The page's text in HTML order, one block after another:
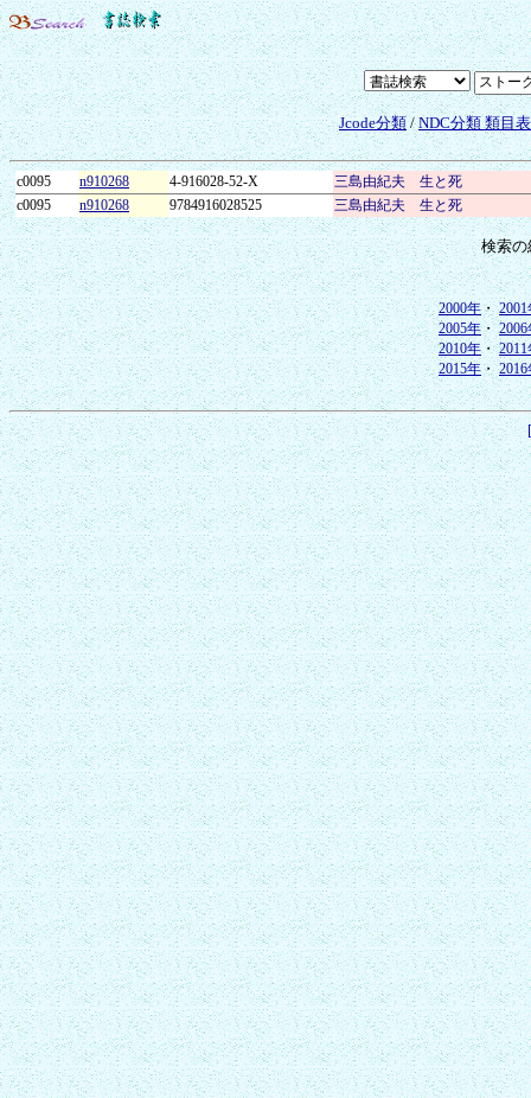
Jcode分類/NDC分類 類目
c0095 n910268 4-916028-52-X
三島由紀夫 生と死
c0095
n910268 9784916028525 三島由紀夫 生と死
検索
2000年・2001
2005年・2006
2010年・2011
2015年・2016